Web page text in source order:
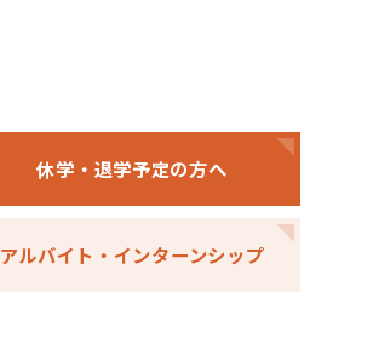
休学・退学予定の方へ
アルバイト・ インターンシップ